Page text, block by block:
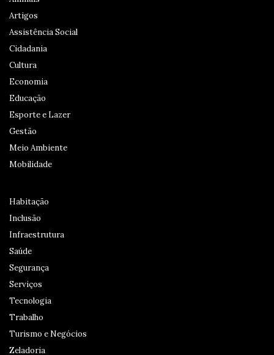
Artigos
Assistência Social
Cidadania
Cultura
Economia
Educação
Esporte e Lazer
Gestão
Meio Ambiente
Mobilidade
Habitação
Inclusão
Infraestrutura
Saúde
Segurança
Serviços
Tecnologia
Trabalho
Turismo e Negócios
Zeladoria